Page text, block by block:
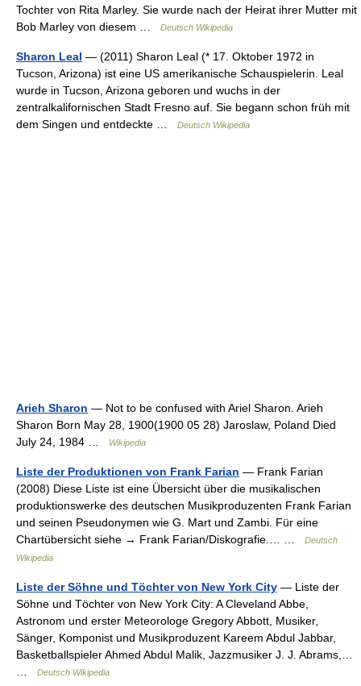
Tochter von Rita Marley. Sie wurde nach der Heirat ihrer Mutter mit
Bob Marley von diesem …
Deutsch Wikipedia
Sharon Leal — (2011) Sharon Leal (* 17. Oktober 1972 in
Tucson, Arizona) ist eine US amerikanische Schauspielerin. Leal
wurde in Tucson, Arizona geboren und wuchs in der
zentralkalifornischen Stadt Fresno auf. Sie begann schon früh mit
dem Singen und entdeckte …
Deutsch Wikipedia
Arieh Sharon — Not to be confused with Ariel Sharon. Arieh
Sharon Born May 28, 1900(1900 05 28) Jaroslaw, Poland Died
July 24, 1984 …
Wikipedia
Liste der Produktionen von Frank Farian — Frank Farian
(2008) Diese Liste ist eine Übersicht über die musikalischen
produktionswerke des deutschen Musikproduzenten Frank Farian
und seinen Pseudonymen wie G. Mart und Zambi. Für eine
Chartübersicht siehe → Frank Farian/Diskografie.… …
Deutsch
Wikipedia
Liste der Söhne und Töchter von New York City — Liste der
Söhne und Töchter von New York City: A Cleveland Abbe,
Astronom und erster Meteorologe Gregory Abbott, Musiker,
Sänger, Komponist und Musikproduzent Kareem Abdul Jabbar,
Basketballspieler Ahmed Abdul Malik, Jazzmusiker J. J. Abrams,…
Deutsch Wikipedia